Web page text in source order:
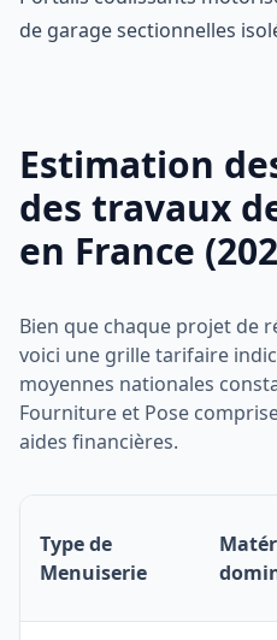
de garage sectionnelles
Estimation
des travaux
en France
Bien que chaque projet de
voici une grille tarifaire
moyennes nationales
Fourniture et Pose
aides financières.
Type de
Menuiserie